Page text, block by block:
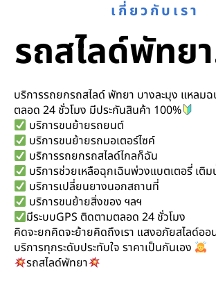
เกี่ยวกับเรา
รถสไลด์พัทย
บริการรถยกรถสไลด์ พัทยา บางละมุง แหลม
ตลอด 24 ชั่วโมง มีประกันสินค้า 100%
บริการขนย้ายรถยนต์
บริการขนย้ายรถมอเตอร์ไซค์
บริการรถยกรถสไลด์ไกลก็ฉัน
บริการช่วยเหลือฉุกเฉินพ่วงแบตเตอรี่ เติ
บริการเปลี่ยนยางนอกสถานที่
บริการขนย้ายสิ่งของ ฯลฯ
มีระบบGPS ติดตามตลอด 24 ชั่วโมง
คิดจะยกคิดจะย้ายคิดถึงเรา แสงอภัยสไลด์ออ
บริการทุกระดับประทับใจ ราคาเป็นกันเอง
รถสไลด์พัทยา